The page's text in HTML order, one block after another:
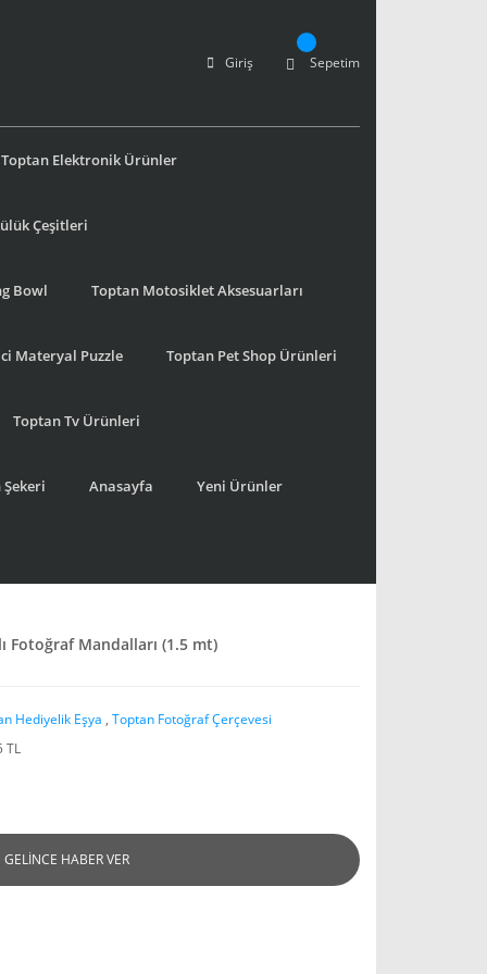
Giriş Sepetim
Toptan Elektronik Ürünler
Çeşitleri
Bowl Toptan Motosiklet Aksesuarları
Materyal Puzzle Toptan Pet Shop Ürünleri
Toptan Tv Ürünleri
Anasayfa Yeni Ürünler
Fotoğraf Mandalları (1.5 mt)
Hediyelik Eşya , Toptan Fotoğraf Çerçevesi
TL
GELİNCE HABER VER